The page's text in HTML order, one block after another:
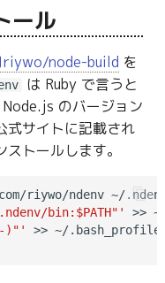
ール
riywo/node-build を
は Ruby で言うと
のバージョン
式サイトに記載され
ストールします。
.ndenv/bin:$PATH"'
)"'